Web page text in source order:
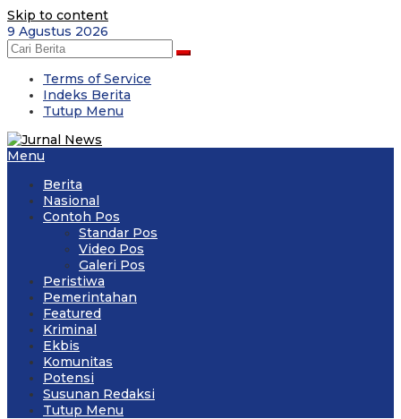
Skip to content
9 Agustus 2026
Terms of Service
Indeks Berita
Tutup Menu
Menu
Berita
Nasional
Contoh Pos
Standar Pos
Video Pos
Galeri Pos
Peristiwa
Pemerintahan
Featured
Kriminal
Ekbis
Komunitas
Potensi
Susunan Redaksi
Tutup Menu